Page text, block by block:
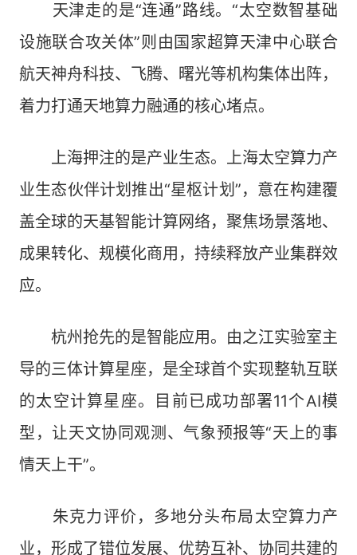
天津走的是“连通”路线。“太空数智基础
设施联合攻关体”则由国家超算天津中心联合
航天神舟科技、飞腾、曙光等机构集体出阵，
着力打通天地算力融通的核心堵点。
上海押注的是产业生态。上海太空算力产
业生态伙伴计划推出“星枢计划”，意在构建覆
盖全球的天基智能计算网络，聚焦场景落地、
成果转化、规模化商用，持续释放产业集群效
应。
杭州抢先的是智能应用。由之江实验室主
导的三体计算星座，是全球首个实现整轨互联
的太空计算星座。目前已成功部署11个AI模
型，让天文协同观测、气象预报等“天上的事
情天上干”。
朱克力评价，多地分头布局太空算力产
业，形成了错位发展、优势互补、协同共建的